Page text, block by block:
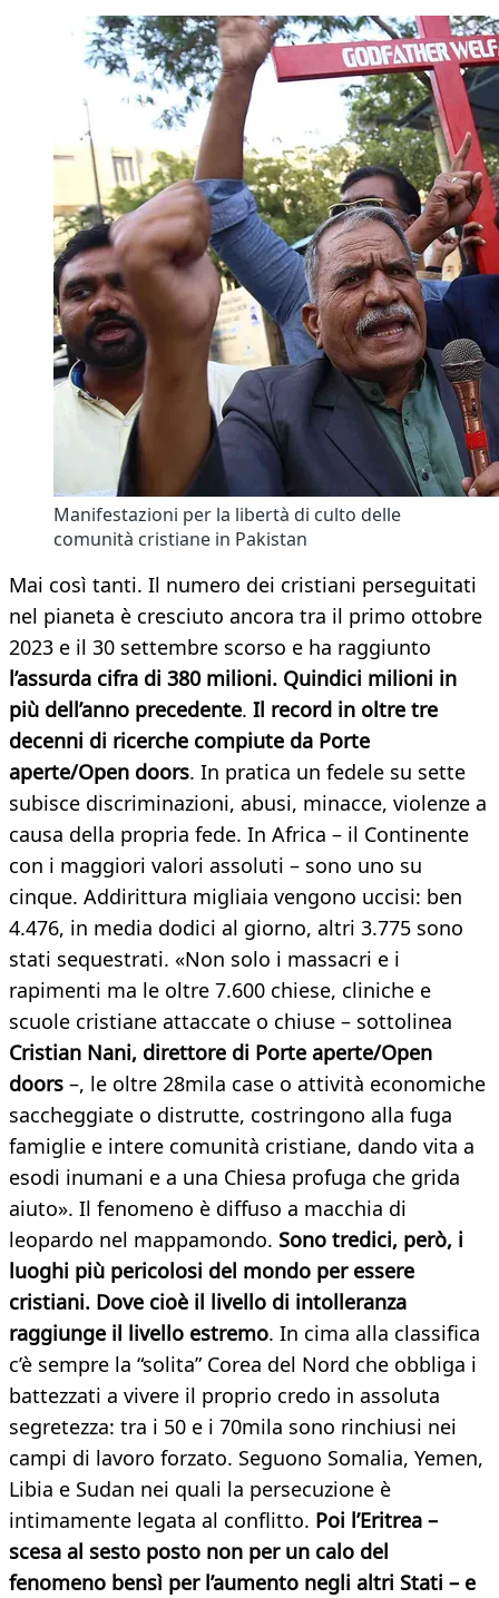
Manifestazioni per la libertà di culto delle
comunità cristiane in Pakistan
Mai così tanti. Il numero dei cristiani perseguitati
nel pianeta è cresciuto ancora tra il primo ottobre
2023 e il 30 settembre scorso e ha raggiunto
l’assurda cifra di 380 milioni. Quindici milioni in
più dell’anno precedente. Il record in oltre tre
decenni di ricerche compiute da Porte
aperte/Open doors. In pratica un fedele su sette
subisce discriminazioni, abusi, minacce, violenze a
causa della propria fede. In Africa – il Continente
con i maggiori valori assoluti – sono uno su
cinque. Addirittura migliaia vengono uccisi: ben
4.476, in media dodici al giorno, altri 3.775 sono
stati sequestrati. «Non solo i massacri e i
rapimenti ma le oltre 7.600 chiese, cliniche e
scuole cristiane attaccate o chiuse – sottolinea
Cristian Nani, direttore di Porte aperte/Open
doors –, le oltre 28mila case o attività economiche
saccheggiate o distrutte, costringono alla fuga
famiglie e intere comunità cristiane, dando vita a
esodi inumani e a una Chiesa profuga che grida
aiuto». Il fenomeno è diffuso a macchia di
leopardo nel mappamondo. Sono tredici, però, i
luoghi più pericolosi del mondo per essere
cristiani. Dove cioè il livello di intolleranza
raggiunge il livello estremo. In cima alla classifica
c’è sempre la “solita” Corea del Nord che obbliga i
battezzati a vivere il proprio credo in assoluta
segretezza: tra i 50 e i 70mila sono rinchiusi nei
campi di lavoro forzato. Seguono Somalia, Yemen,
Libia e Sudan nei quali la persecuzione è
intimamente legata al conflitto. Poi l’Eritrea –
scesa al sesto posto non per un calo del
fenomeno bensì per l’aumento negli altri Stati – e